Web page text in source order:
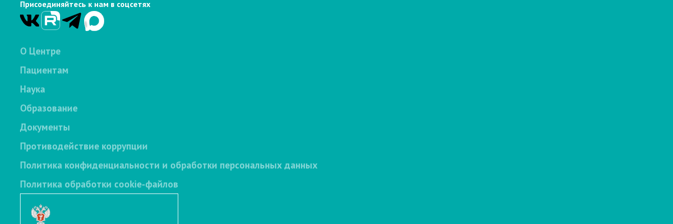
Присоединяйтесь к нам в соцсетях
О Центре
Пациентам
Наука
Образование
Документы
Противодействие коррупции
Политика конфиденциальности и обработки персональных данных
Политика обработки cookie-файлов